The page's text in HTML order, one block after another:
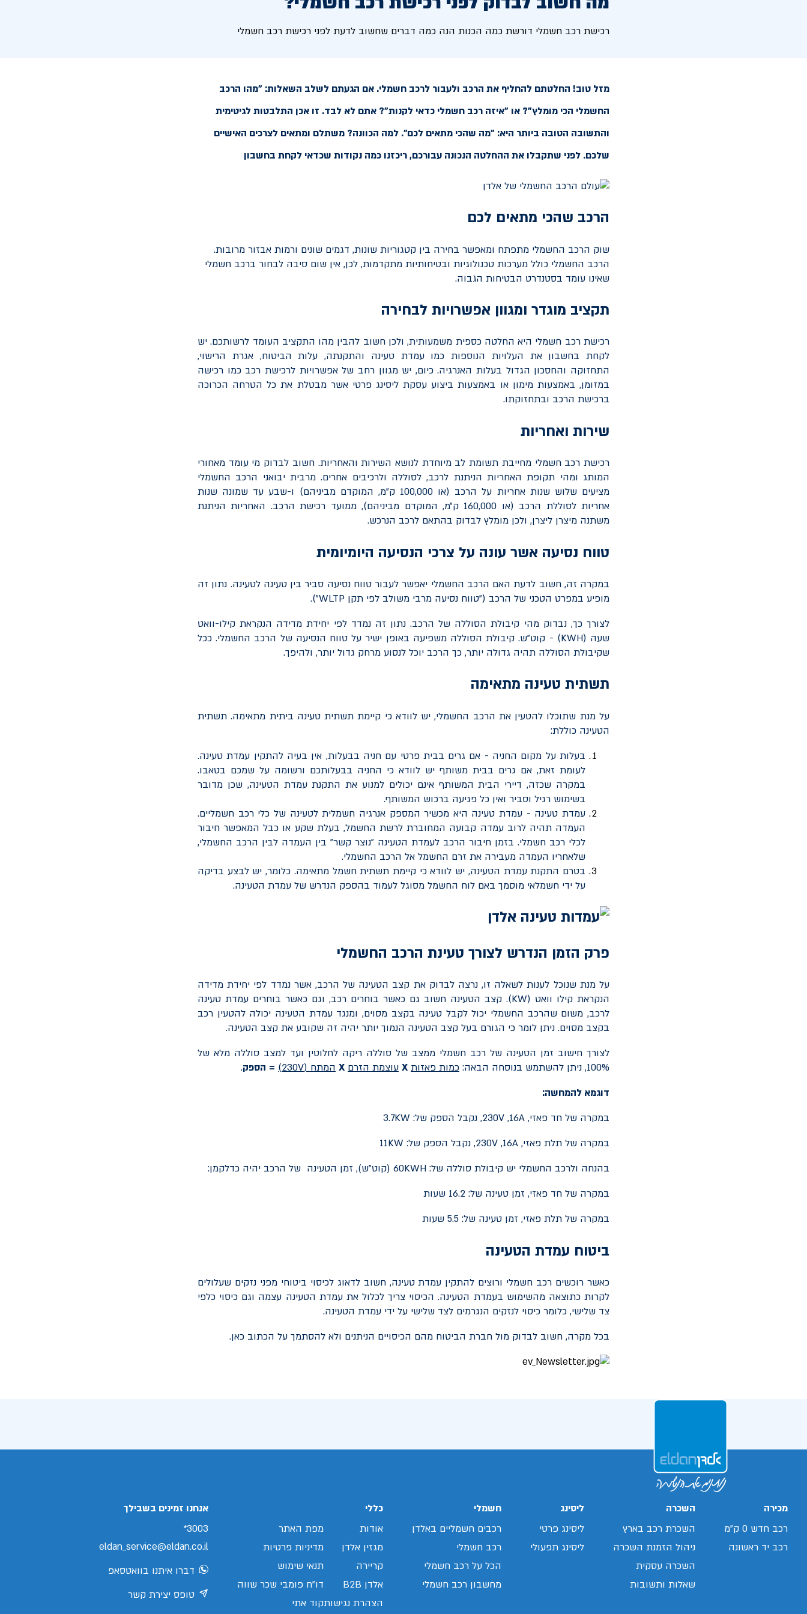
רכישת רכב חשמלי דורשת כמה הכנות הנה כמה דברים שחשוב לדעת לפני רכישת רכב חשמלי
מזל טוב! החלטתם להחליף את הרכב ולעבור לרכב חשמלי. אם הגעתם לשלב השאלות: "מהו הרכב
החשמלי הכי מומלץ"? או "איזה רכב חשמלי כדאי לקנות"? אתם לא לבד. זו אכן התלבטות לגיטימית
והתשובה הטובה ביותר היא: "מה שהכי מתאים לכם". למה הכוונה? משתלם ומתאים לצרכים האישיים
שלכם. לפני שתקבלו את ההחלטה הנכונה עבורכם, ריכזנו כמה נקודות שכדאי לקחת בחשבון
הרכב שהכי מתאים לכם
שוק הרכב החשמלי מתפתח ומאפשר בחירה בין קטגוריות שונות, דגמים שונים ורמות אבזור מרובות.
הרכב החשמלי כולל מערכות טכנולוגיות ובטיחותיות מתקדמות, לכן, אין שום סיבה לבחור ברכב חשמלי
שאינו עומד בסטנדרט הבטיחות הגבוה.
תקציב מוגדר ומגוון אפשרויות לבחירה
רכישת רכב חשמלי היא החלטה כספית משמעותית, ולכן חשוב להבין מהו התקציב העומד לרשותכם. יש
לקחת בחשבון את העלויות הנוספות כמו עמדת טעינה והתקנתה, עלות הביטוח, אגרת הרישוי,
התחזוקה והחסכון הגדול בעלות האנרגיה. כיום, יש מגוון רחב של אפשרויות לרכישת רכב כמו רכישה
במזומן, באמצעות מימון או באמצעות ביצוע עסקת ליסינג פרטי אשר מבטלת את כל הטרחה הכרוכה
ברכישת הרכב ובתחזוקתו.
שירות ואחריות
רכישת רכב חשמלי מחייבת תשומת לב מיוחדת לנושא השירות והאחריות. חשוב לבדוק מי עומד מאחורי
המותג ומהי תקופת האחריות הניתנת לרכב, לסוללה ולרכיבים אחרים. מרבית יבואני הרכב החשמלי
מציעים שלוש שנות אחריות על הרכב (או 100,000 ק"מ, המוקדם מביניהם) ו-שבע עד שמונה שנות
אחריות לסוללת הרכב (או 160,000 ק״מ, המוקדם מביניהם), ממועד רכישת הרכב. האחריות הניתנת
משתנה מיצרן ליצרן, ולכן מומלץ לבדוק בהתאם לרכב הנרכש.
טווח נסיעה אשר עונה על צרכי הנסיעה היומיומית
במקרה זה, חשוב לדעת האם הרכב החשמלי יאפשר לעבור טווח נסיעה סביר בין טעינה לטעינה. נתון זה
מופיע במפרט הטכני של הרכב ("טווח נסיעה מרבי משולב לפי תקן WLTP
").
לצורך כך, נבדוק מהי קיבולת הסוללה של הרכב. נתון זה נמדד לפי יחידת מדידה הנקראת קילו-וואט
שעה (KWH) - קוט"ש. קיבולת הסוללה משפיעה באופן ישיר על טווח הנסיעה של הרכב החשמלי. ככל
שקיבולת הסוללה תהיה גדולה יותר, כך הרכב יוכל לנסוע מרחק גדול יותר, ולהיפך.
תשתית טעינה מתאימה
על מנת שתוכלו להטעין את הרכב החשמלי, יש לוודא כי קיימת תשתית טעינה ביתית מתאימה. תשתית
הטעינה כוללת:
בעלות על מקום החניה - אם גרים בבית פרטי עם חניה בבעלות, אין בעיה להתקין עמדת טעינה.
לעומת זאת, אם גרים בבית משותף יש לוודא כי החניה בבעלותכם ורשומה על שמכם בטאבו.
במקרה שכזה, דיירי הבית המשותף אינם יכולים למנוע את התקנת עמדת הטעינה, שכן מדובר
בשימוש רגיל וסביר ואין כל פגיעה ברכוש המשותף.
עמדת טעינה - עמדת טעינה היא מכשיר המספק אנרגיה חשמלית לטעינה של כלי רכב חשמליים.
העמדה תהיה לרוב עמדה קבועה המחוברת לרשת החשמל, בעלת שקע או כבל המאפשר חיבור
לכלי רכב חשמלי. בזמן חיבור הרכב לעמדת הטעינה "נוצר קשר" בין העמדה לבין הרכב החשמלי,
שלאחריו העמדה מעבירה את זרם החשמל אל הרכב החשמלי.
בטרם התקנת עמדת הטעינה, יש לוודא כי קיימת תשתית חשמל מתאימה. כלומר, יש לבצע בדיקה
על ידי חשמלאי מוסמך באם לוח החשמל מסוגל לעמוד בהספק הנדרש של עמדת הטעינה.
פרק הזמן הנדרש לצורך טעינת הרכב החשמלי
על מנת שנוכל לענות לשאלה זו, נרצה לבדוק את קצב הטעינה של הרכב, אשר נמדד לפי יחידת מדידה
הנקראת קילו וואט (KW). קצב הטעינה חשוב גם כאשר בוחרים רכב, וגם כאשר בוחרים עמדת טעינה
לרכב, משום שהרכב החשמלי יכול לקבל טעינה בקצב מסוים, ומנגד עמדת הטעינה יכולה להטעין רכב
בקצב מסוים. ניתן לומר כי הגורם בעל קצב הטעינה הנמוך יותר יהיה זה שקובע את קצב הטעינה.
לצורך חישוב זמן הטעינה של רכב חשמלי ממצב של סוללה ריקה לחלוטין ועד למצב סוללה מלא של
100%, ניתן להשתמש בנוסחה הבאה:
כמות פאזות X עוצמת הזרם X המתח (230V
)
= הספק.
דוגמא להמחשה:
במקרה של חד פאזי, 16A
,
230V, נקבל הספק של: 3.7KW
במקרה של תלת פאזי, 16A
,
230V, נקבל הספק של: 11KW
בהנחה ולרכב החשמלי יש קיבולת סוללה של: 60KWH (קוט"ש), זמן הטעינה של הרכב יהיה כדלקמן:
במקרה של חד פאזי, זמן טעינה של: 16.2 שעות
במקרה של תלת פאזי, זמן טעינה של: 5.5 שעות
ביטוח עמדת הטעינה
כאשר רוכשים רכב חשמלי ורוצים להתקין עמדת טעינה, חשוב לדאוג לכיסוי ביטוחי מפני נזקים שעלולים
לקרות כתוצאה מהשימוש בעמדת הטעינה. הכיסוי צריך לכלול את עמדת הטעינה עצמה וגם כיסוי כלפי
צד שלישי, כלומר כיסוי לנזקים הנגרמים לצד שלישי על ידי עמדת הטעינה.
בכל מקרה, חשוב לבדוק מול חברת הביטוח מהם הכיסויים הניתנים ולא להסתמך על הכתוב כאן.
מכירה
רכב חדש 0 ק"מ
רכב יד ראשונה
השכרה
השכרת רכב בארץ
ניהול הזמנת השכרה
השכרה עסקית
שאלות ותשובות
ליסינג
ליסינג פרטי
ליסינג תפעולי
חשמלי
רכבים חשמליים באלדן
רכב חשמלי
הכל על רכב חשמלי
מחשבון רכב חשמלי
כללי
אודות
מגזין אלדן
קריירה
אלדן B2B
הצהרת נגישות
מפת האתר
מדיניות פרטיות
תנאי שימוש
דו"ח פומבי שכר שווה
קוד אתי
אנחנו זמינים בשבילך
3003*
eldan_service@eldan.co.il
דברו איתנו בוואטסאפ
טופס יצירת קשר